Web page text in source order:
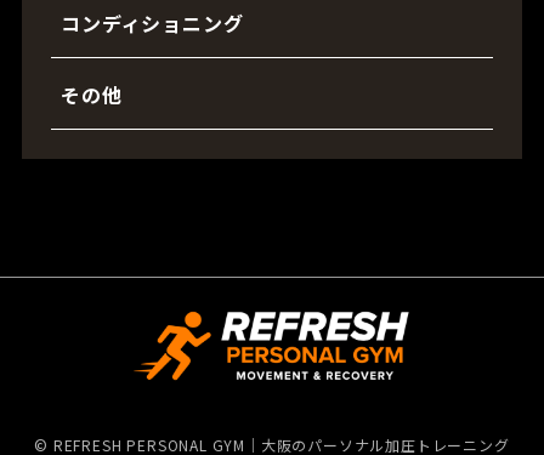
コンディショニング
その他
© REFRESH PERSONAL GYM｜大阪のパーソナル加圧トレーニング